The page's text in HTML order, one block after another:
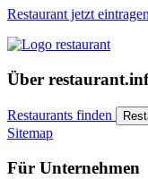
Restaurant jetzt eintragen
Über
Restaurants finden
Sitemap
Für Unternehmen